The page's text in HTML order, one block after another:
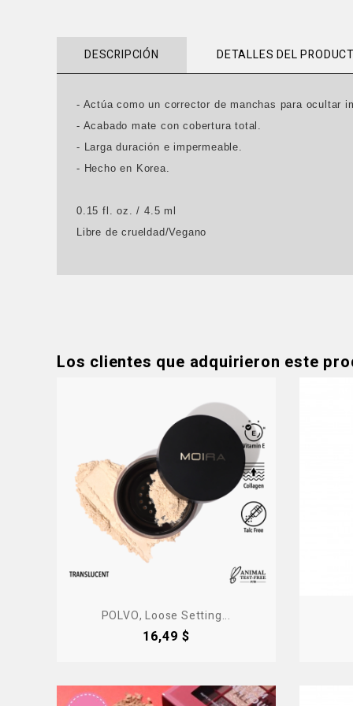
DESCRIPCIÓN DETALLES DEL
- Actúa como un corrector de manchas para ocultar
- Acabado mate con cobertura total.
- Larga duración e impermeable.
- Hecho en Korea.
0.15 fl. oz. / 4.5 ml
Libre de crueldad/Vegano
Los clientes que adquirieron este
POLVO, Loose Setting...
Precio
16,49 $